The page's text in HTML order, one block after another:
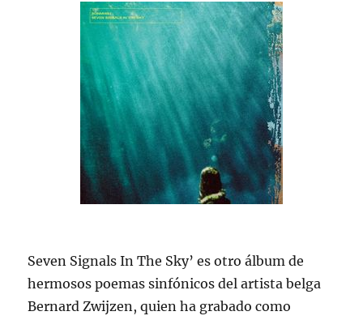
Seven Signals In The Sky’ es otro álbum de
hermosos poemas sinfónicos del artista belga
Bernard Zwijzen, quien ha grabado como